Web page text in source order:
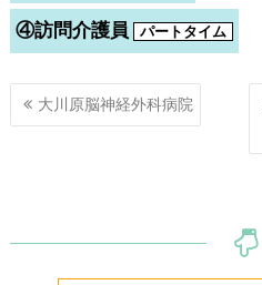
④訪問介護員 パートタイム
投
シ
大川原脳神経外科病院